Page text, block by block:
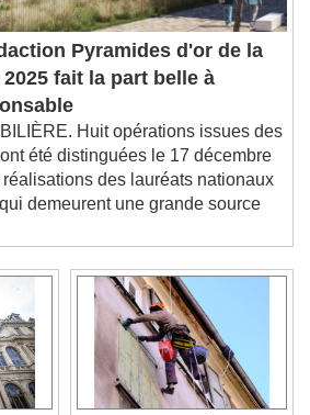
Pyramides d'or de la
fait la part belle à
Huit opérations issues des
été distinguées le 17 décembre
des lauréats nationaux
demeurent une grande source